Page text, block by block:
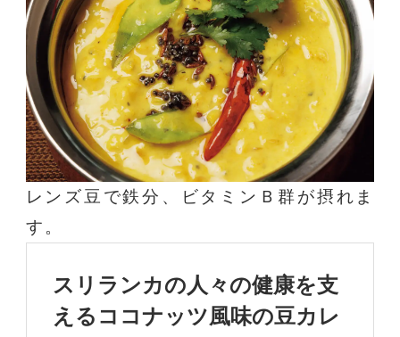
レンズ豆で鉄分、ビタミンＢ群が摂れま
す。
スリランカの人々の健康を支
えるココナッツ風味の豆カレ